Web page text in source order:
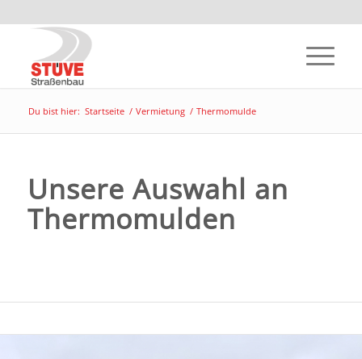
Du bist hier: Startseite / Vermietung / Thermomulde
Unsere Auswahl an
Thermomulden